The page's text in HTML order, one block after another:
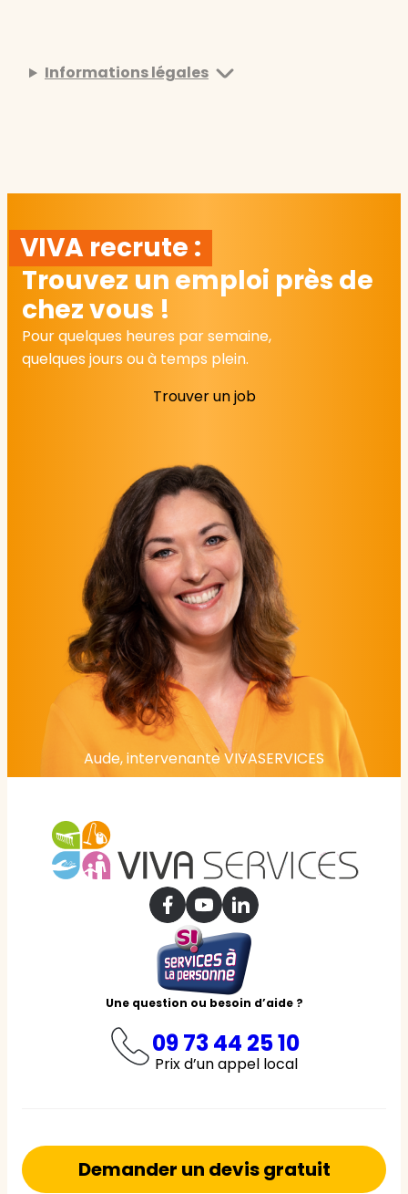
Informations légales
VIVA recrute :
Trouvez un emploi près de
chez vous !
Pour quelques heures par semaine,
quelques jours ou à temps plein.
Trouver un job
Aude, intervenante VIVASERVICES
Une question ou besoin d’aide ?
09 73 44 25 10
Prix d’un appel local
Demander un devis gratuit